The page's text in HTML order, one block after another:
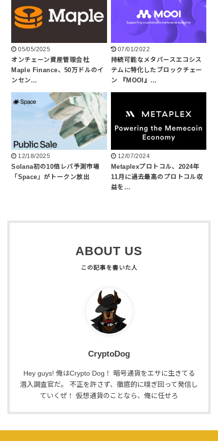
05/05/2025
オンチェーン資産管理会社
Maple Finance、50万ドルのイ
ンセン…
07/01/2022
持続可能なメタバースエコシス
テムに特化したブロックチェー
ン 『MOOI』…
12/18/2025
Solana初の10倍レバ予測市場
「Space」がトークン放出
12/07/2024
Metaplexプロトコル、2024年
11月に過去最高のプロトコル収
益を…
ABOUT US
CryptoDog
Hey guys! 俺はCrypto Dog！ 暗号通貨をエサに生きてる
潜入調査官だ。 不正を許さず、徹底的に嗅ぎ回って発信し
ていくぜ！ 仮想通貨のことなら、俺に任せろ